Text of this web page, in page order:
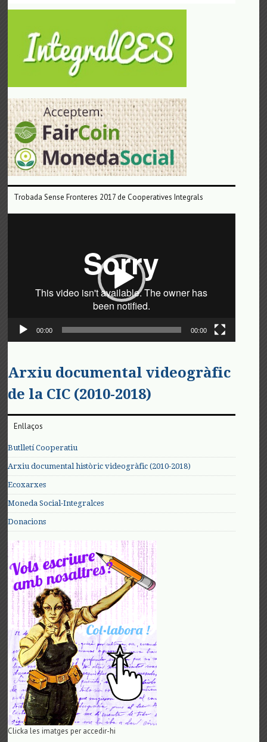
Trobada Sense Fronteres 2017 de Cooperatives Integrals
00:00 00:00
Arxiu documental videogràfic
de la CIC (2010-2018)
Enllaços
Butlletí Cooperatiu
Arxiu documental històric videogràfic (2010-2018)
Ecoxarxes
Moneda Social-Integralces
Donacions
Clicka les imatges per accedir-hi